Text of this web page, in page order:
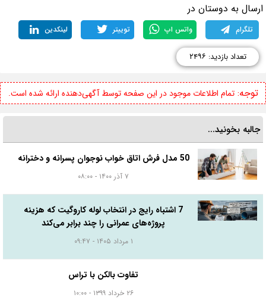
به دوستان در
تلگرام واتس اپ توییتر لینکدین
تعداد بازدید: ۲۴۹۶
توجه:تمام اطلاعات موجود در این صفحه توسط آگهی‌دهنده ارائه شده است.
جالبه بخونید...
50 مدل فرش اتاق خواب نوجوان پسرانه و دخترانه
7 اشتباه رایج در انتخاب لوله کاروگیت که هزینه
پروژه‌های عمرانی را چند برابر می‌کند
تفاوت بالکن با تراس
۲۶ خرداد ۱۳۹۹ - ۱۰:۰۰